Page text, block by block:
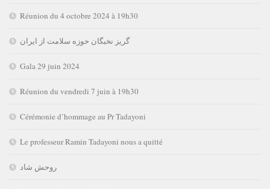
Réunion du 4 octobre 2024 à 19h30
گریز نخبگان حوزه سلامت از ایران
Gala 29 juin 2024
Réunion du vendredi 7 juin à 19h30
Cérémonie d’hommage au Pr Tadayoni
Le professeur Ramin Tadayoni nous a quitté
روحش شاد